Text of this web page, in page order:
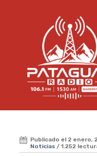
Publicado el 2 enero,
Noticias / 1.252